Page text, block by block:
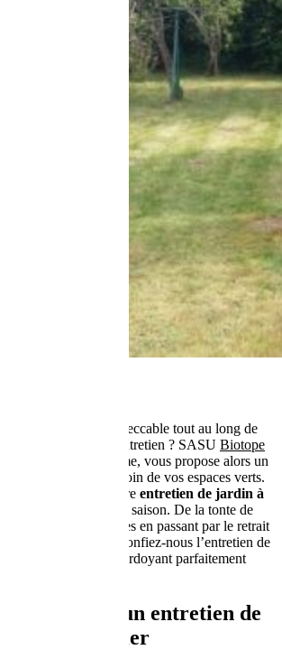
un jardin impeccable tout au long de
soucier des tâches d’entretien ? SASU Biotope
en paysagisme, vous propose alors un
pour prendre soin de vos espaces verts.
régulières, votre entretien de jardin à
magnifique à chaque saison. De la tonte de
des mauvaises herbes en passant par le retrait
le débroussaillage, confiez-nous l’entretien de
d’un espace verdoyant parfaitement
annuel pour un entretien de
jardin régulier